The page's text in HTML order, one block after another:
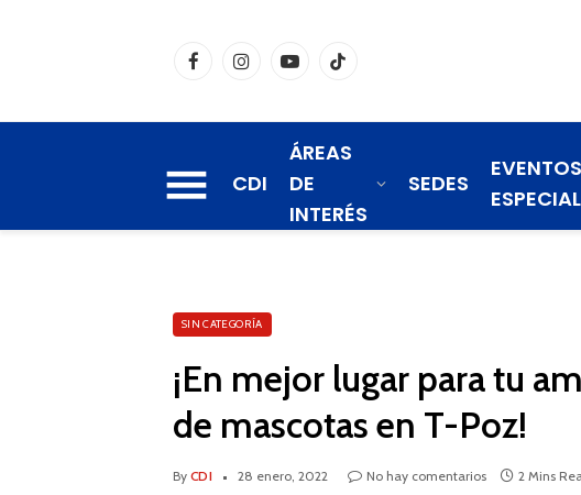
FacebookInstagramYouTubeTikTok
CDI
ÁREAS
DE
INTERÉS
SEDES
EVENTOS
SIN CATEGORÍA
¡En mejor lugar para tu
de mascotas en T-Poz!
By CDI 28 enero, 2022 No hay comentarios 2 Mins